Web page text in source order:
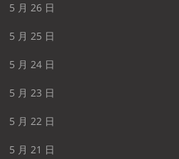
5 月 26 日
5 月 25 日
5 月 24 日
5 月 23 日
5 月 22 日
5 月 21 日